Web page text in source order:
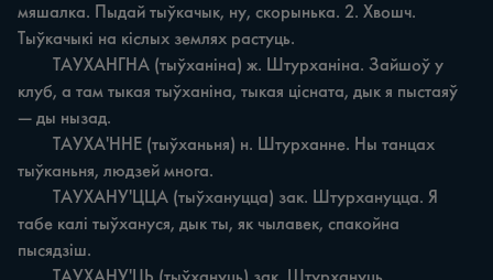
мяшалка. Пыдай тыўкачык, ну, скорынька. 2. Хвошч.
Тыўкачыкі на кіслых землях растуць.
клуб, а там тыкая тыўханіна, тыкая цісната, дык я пыстаяў
— ды нызад.
тыўканьня, людзей многа.
табе калі тыўхануся, дык ты, як чылавек, спакойна
пысядзіш.